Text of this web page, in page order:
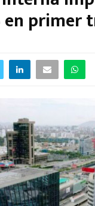
en primer